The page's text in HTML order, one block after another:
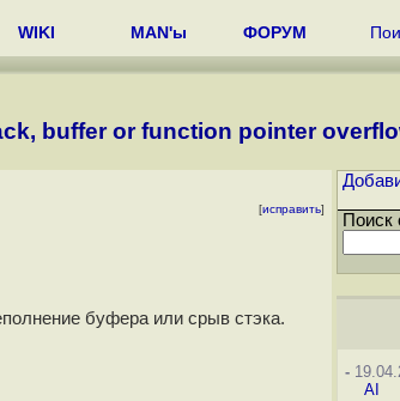
WIKI MAN'ы ФОРУМ
buffer or function pointer
[исправить]
буфера или срыв стэка.
Поиск
-
AI